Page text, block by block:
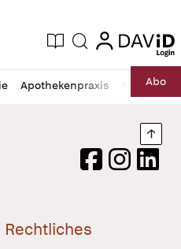
Zeitung
Aktuelle Ausgabe
Suche login
login
Apothekenpraxis RechtAbo
Logo
FacebookInstagram
Rechtliches